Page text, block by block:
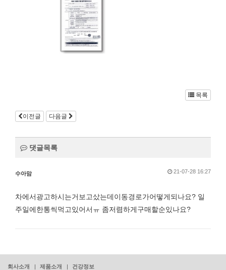
목록
이전글 다음글
댓글목록
수아맘 21-07-28 16:27
차에서광고하시는거보고샀는데이동경로가어떻게되나요? 일
주일에한통씩먹고있어서ㅠ 좀저렴하게구매할순있나요?
회사소개 제품소개 건강정보